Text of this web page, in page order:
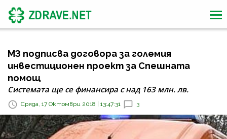
МЗ подписва договора за големия
инвестиционен проект за Спешната
помощ
Системата ще се финансира с над 163 млн. лв.
Сряда, 17 Октомври 2018 | 13:47:31 3